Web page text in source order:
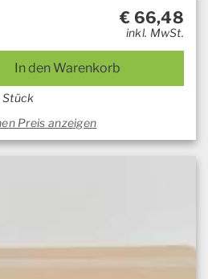
€ 66,48
inkl. MwSt.
In den Warenkorb
Stück
Preis anzeigen